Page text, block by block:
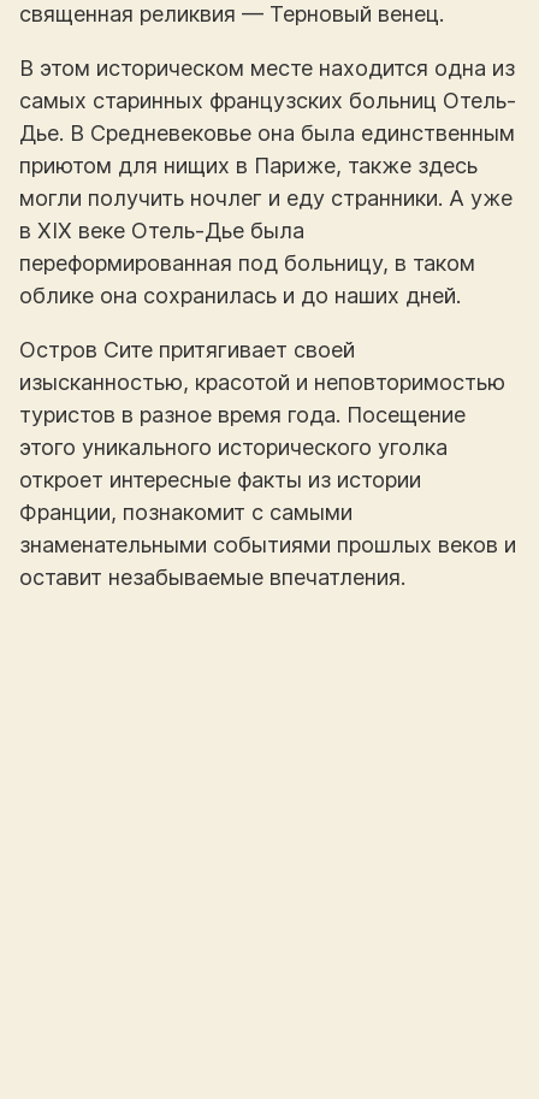
священная реликвия — Терновый венец.
В этом историческом месте находится одна из
самых старинных французских больниц Отель-
Дье. В Средневековье она была единственным
приютом для нищих в Париже, также здесь
могли получить ночлег и еду странники. А уже
в XIX веке Отель-Дье была
переформированная под больницу, в таком
облике она сохранилась и до наших дней.
Остров Сите притягивает своей
изысканностью, красотой и неповторимостью
туристов в разное время года. Посещение
этого уникального исторического уголка
откроет интересные факты из истории
Франции, познакомит с самыми
знаменательными событиями прошлых веков и
оставит незабываемые впечатления.